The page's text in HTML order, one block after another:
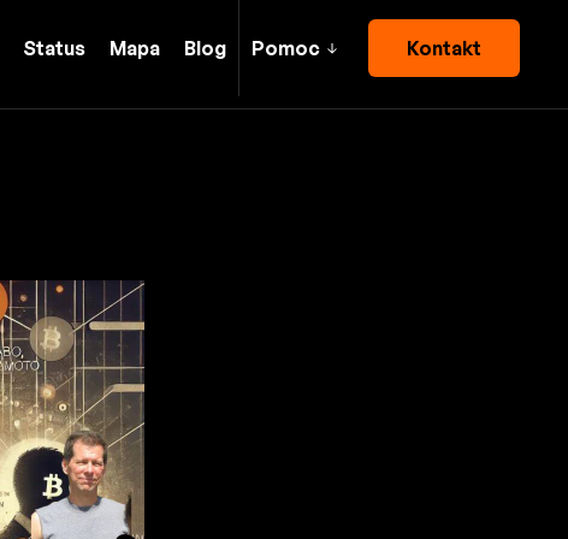
Status Mapa Blog Pomoc Kontakt